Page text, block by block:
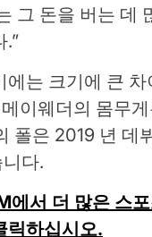
그 돈을 버는 데
.”
에는 크기에 큰 차
이웨더의 몸무
폴은 2019 년 데
다.
에서 더 많은 스
릭하십시오.